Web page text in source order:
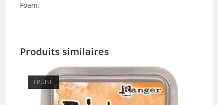
Foam.
Produits similaires
ÉPUISÉ